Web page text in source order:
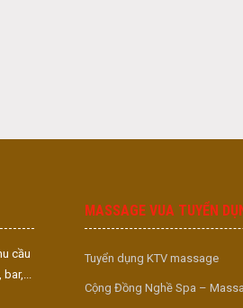
cầu
MASSAGE VUA TUYỂN
Tuyển dụng KTV massage
Cộng Đồng Nghề Spa –